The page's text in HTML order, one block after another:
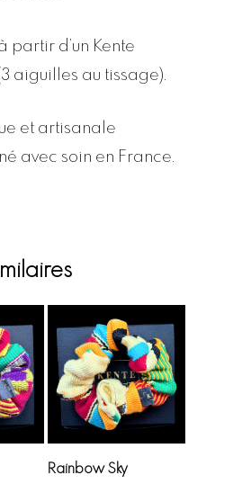
partir d’un Kente
aiguilles au tissage).
et artisanale
avec soin en France.
Ajouter au
Rainbow Sky